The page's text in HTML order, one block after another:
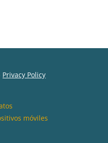
Privacy Policy
móviles